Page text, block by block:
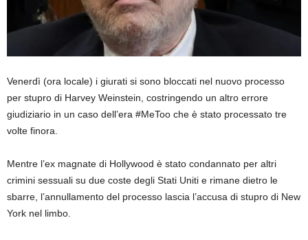
Venerdì (ora locale) i giurati si sono bloccati nel nuovo processo
per stupro di Harvey Weinstein, costringendo un altro errore
giudiziario in un caso dell’era #MeToo che è stato processato tre
volte finora.
Mentre l’ex magnate di Hollywood è stato condannato per altri
crimini sessuali su due coste degli Stati Uniti e rimane dietro le
sbarre, l’annullamento del processo lascia l’accusa di stupro di New
York nel limbo.